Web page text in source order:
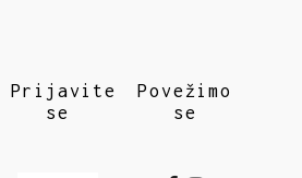
Prijavite
se
Povežimo
se